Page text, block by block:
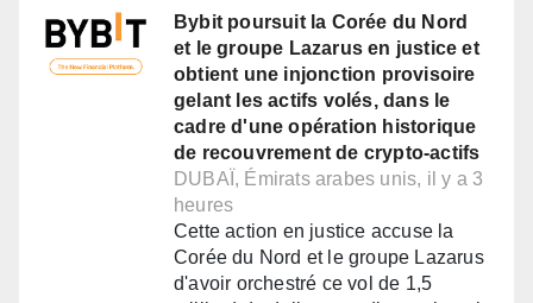
Bybit poursuit la Corée du Nord
et le groupe Lazarus en justice et
obtient une injonction provisoire
gelant les actifs volés, dans le
cadre d'une opération historique
de recouvrement de crypto-actifs
DUBAÏ, Émirats arabes unis, il y a 3
heures
Cette action en justice accuse la
Corée du Nord et le groupe Lazarus
d'avoir orchestré ce vol de 1,5